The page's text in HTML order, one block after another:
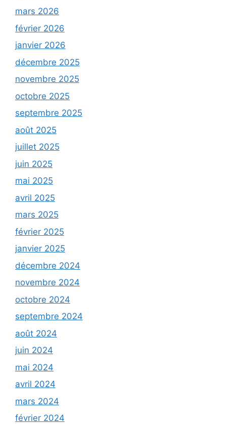
mars 2026
février 2026
janvier 2026
décembre 2025
novembre 2025
octobre 2025
septembre 2025
août 2025
juillet 2025
juin 2025
mai 2025
avril 2025
mars 2025
février 2025
janvier 2025
décembre 2024
novembre 2024
octobre 2024
septembre 2024
août 2024
juin 2024
mai 2024
avril 2024
mars 2024
février 2024